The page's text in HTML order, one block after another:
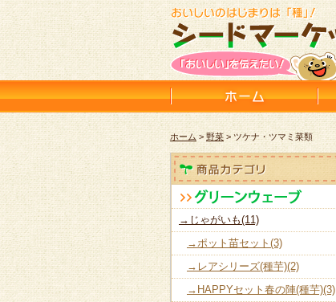
ホーム>野菜 > ツケナ・ツマミ菜類
→じゃがいも(11)
→ポット苗セット(3)
→レアシリーズ(種芋)(2)
→HAPPYセット春の陣(種芋)(3)